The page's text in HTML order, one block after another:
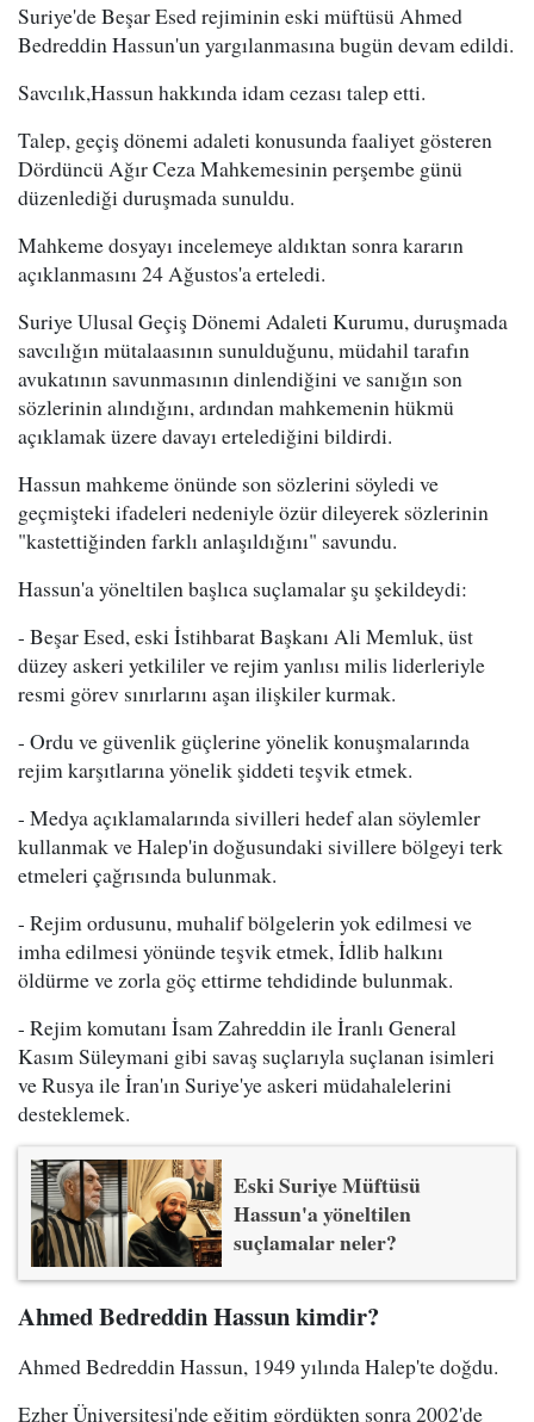
Suriye'de Beşar Esed rejiminin eski müftüsü Ahmed
Bedreddin Hassun'un yargılanmasına bugün devam edildi.
Savcılık,Hassun hakkında idam cezası talep etti.
Talep, geçiş dönemi adaleti konusunda faaliyet gösteren
Dördüncü Ağır Ceza Mahkemesinin perşembe günü
düzenlediği duruşmada sunuldu.
Mahkeme dosyayı incelemeye aldıktan sonra kararın
açıklanmasını 24 Ağustos'a erteledi.
Suriye Ulusal Geçiş Dönemi Adaleti Kurumu, duruşmada
savcılığın mütalaasının sunulduğunu, müdahil tarafın
avukatının savunmasının dinlendiğini ve sanığın son
sözlerinin alındığını, ardından mahkemenin hükmü
açıklamak üzere davayı ertelediğini bildirdi.
Hassun mahkeme önünde son sözlerini söyledi ve
geçmişteki ifadeleri nedeniyle özür dileyerek sözlerinin
"kastettiğinden farklı anlaşıldığını" savundu.
Hassun'a yöneltilen başlıca suçlamalar şu şekildeydi:
- Beşar Esed, eski İstihbarat Başkanı Ali Memluk, üst
düzey askeri yetkililer ve rejim yanlısı milis liderleriyle
resmi görev sınırlarını aşan ilişkiler kurmak.
- Ordu ve güvenlik güçlerine yönelik konuşmalarında
rejim karşıtlarına yönelik şiddeti teşvik etmek.
- Medya açıklamalarında sivilleri hedef alan söylemler
kullanmak ve Halep'in doğusundaki sivillere bölgeyi terk
etmeleri çağrısında bulunmak.
- Rejim ordusunu, muhalif bölgelerin yok edilmesi ve
imha edilmesi yönünde teşvik etmek, İdlib halkını
öldürme ve zorla göç ettirme tehdidinde bulunmak.
- Rejim komutanı İsam Zahreddin ile İranlı General
Kasım Süleymani gibi savaş suçlarıyla suçlanan isimleri
ve Rusya ile İran'ın Suriye'ye askeri müdahalelerini
desteklemek.
Eski Suriye Müftüsü
Hassun'a yöneltilen
suçlamalar neler?
Ahmed Bedreddin Hassun kimdir?
Ahmed Bedreddin Hassun, 1949 yılında Halep'te doğdu.
Ezher Üniversitesi'nde eğitim gördükten sonra 2002'de